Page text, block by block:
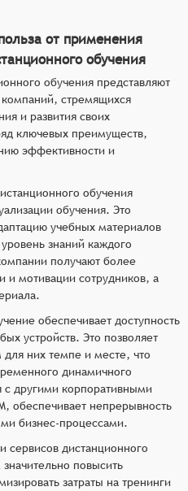
от применения
обучения
обучения представляют
стремящихся
и развития своих
ключевых преимуществ,
эффективности и
обучения
обучения. Это
учебных материалов
знаний каждого
получают более
и мотивации сотрудников, а
обеспечивает доступность
устройств. Это позволяет
для них темпе и месте, что
динамичного
с другими корпоративными
обеспечивает непрерывность
бизнес-процессами.
дистанционного
повысить
затраты на тренинги